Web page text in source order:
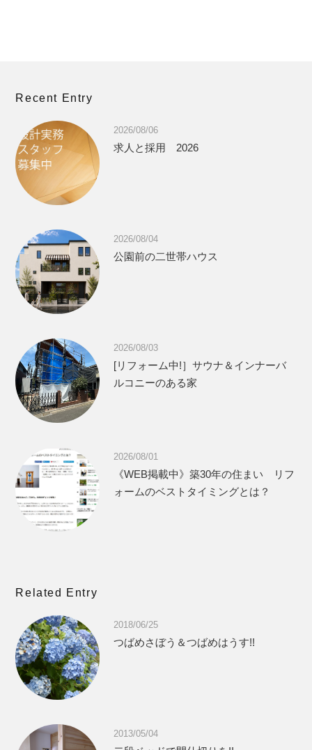
Recent Entry
2026/08/06
求人と採用 2026
2026/08/04
公園前の二世帯ハウス
2026/08/03
[リフォーム中!］サウナ＆インナーバ
ルコニーのある家
2026/08/01
《WEB掲載中》築30年の住まい リフ
ォームのベストタイミングとは？
Related Entry
2018/06/25
つばめさぼう＆つばめはうす!!
2013/05/04